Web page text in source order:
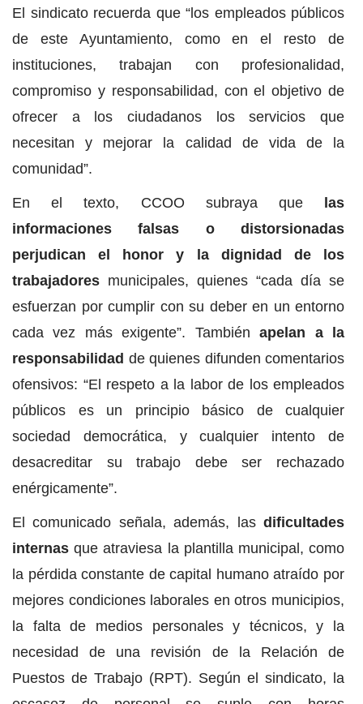
El sindicato recuerda que “los empleados públicos
de este Ayuntamiento, como en el resto de
instituciones, trabajan con profesionalidad,
compromiso y responsabilidad, con el objetivo de
ofrecer a los ciudadanos los servicios que
necesitan y mejorar la calidad de vida de la
comunidad”.
En el texto, CCOO subraya que
las
informaciones falsas o distorsionadas
perjudican el honor y la dignidad de los
trabajadores municipales, quienes “cada día se
esfuerzan por cumplir con su deber en un entorno
cada vez más exigente”. Tambiénapelan a la
responsabilidad de quienes difunden comentarios
ofensivos: “El respeto a la labor de los empleados
públicos es un principio básico de cualquier
sociedad democrática, y cualquier intento de
desacreditar su trabajo debe ser rechazado
enérgicamente”.
El comunicado señala, además, las dificultades
internasque atraviesa la plantilla municipal, como
la pérdida constante de capital humano atraído por
mejores condiciones laborales en otros municipios,
la falta de medios personales y técnicos, y la
necesidad de una revisión de la Relación de
Puestos de Trabajo (RPT). Según el sindicato, la